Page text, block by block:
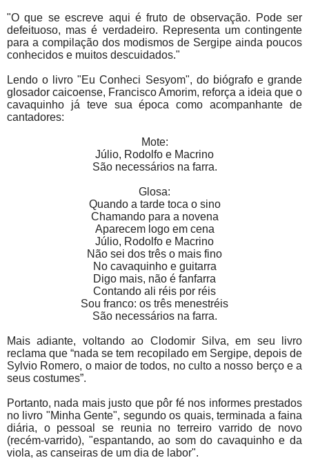
"O que se escreve aqui é fruto de observação. Pode ser
defeituoso, mas é verdadeiro. Representa um contingente
para a compilação dos modismos de Sergipe ainda poucos
conhecidos e muitos descuidados."
Lendo o livro "Eu Conheci Sesyom", do biógrafo e grande
glosador caicoense, Francisco Amorim, reforça a ideia que o
cavaquinho já teve sua época como acompanhante de
cantadores:
Mote:
Júlio, Rodolfo e Macrino
São necessários na farra.
Glosa:
Quando a tarde toca o sino
Chamando para a novena
Aparecem logo em cena
Júlio, Rodolfo e Macrino
Não sei dos três o mais fino
No cavaquinho e guitarra
Digo mais, não é fanfarra
Contando ali réis por réis
Sou franco: os três menestréis
São necessários na farra.
Mais adiante, voltando ao Clodomir Silva, em seu livro
reclama que “nada se tem recopilado em Sergipe, depois de
Sylvio Romero, o maior de todos, no culto a nosso berço e a
seus costumes”.
Portanto, nada mais justo que pôr fé nos informes prestados
no livro "Minha Gente", segundo os quais, terminada a faina
diária, o pessoal se reunia no terreiro varrido de novo
(recém-varrido), "espantando, ao som do cavaquinho e da
viola, as canseiras de um dia de labor".